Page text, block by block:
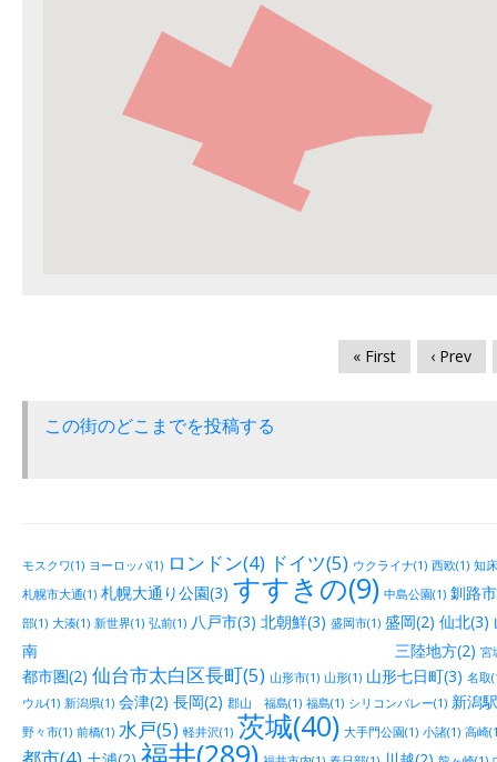
« First ‹ Prev
この街のどこまでを投稿する
モスクワ(1) ヨーロッパ(1) ロンドン(4) ドイツ(5) ウクライナ(1) 西欧(1) 知
札幌市大通(1) 札幌大通り公園(3) すすきの(9) 中島公園(1) 釧路
部(1) 大湊(1) 新世界(1) 弘前(1) 八戸市(3) 北朝鮮(3) 盛岡市(1) 盛岡(2) 仙北(3)
南 三陸地方(2) 宮
都市圏(2) 仙台市太白区長町(5) 山形市(1) 山形(1) 山形七日町(3) 名取
ウル(1) 新潟県(1) 会津(2) 長岡(2) 郡山 福島(1) 福島(1) シリコンバレー(1) 新潟
野々市(1) 前橋(1) 水戸(5) 軽井沢(1) 茨城(40) 大手門公園(1) 小諸(1) 高崎
福井(289)